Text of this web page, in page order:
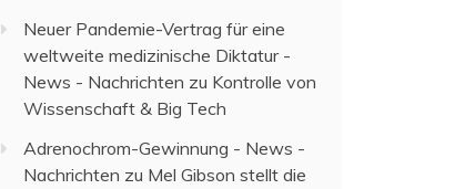
Neuer Pandemie-Vertrag für eine
weltweite medizinische Diktatur -
News - Nachrichten zu Kontrolle von
Wissenschaft & Big Tech
Adrenochrom-Gewinnung - News -
Nachrichten zu Mel Gibson stellt die